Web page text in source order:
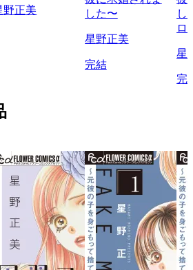
野正美
した〜
星野正美
完結
し
ロ
星
完